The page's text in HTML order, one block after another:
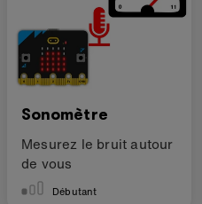
Sonomètre
Mesurez le bruit autour
de vous
Débutant